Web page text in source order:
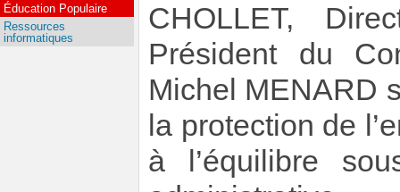
CHOLLET,
Président du
Michel MENARD
la protection de
à l’équilibre
Éducation Populaire
Ressources
informatiques